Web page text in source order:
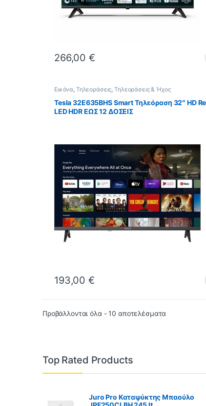
266,00€
Εικόνα, Τηλεοράσεις,Τηλεοράσεις & Ήχος
Tesla 32E635BHS Smart Τηλεόραση 32″ HD
LED HDR ΕΩΣ 12 ΔΟΣΕΙΣ
193,00€
Προβάλλονται όλα - 10 αποτελέσματα
Top Rated Products
Juro Pro Καταψύκτης Μπαούλο